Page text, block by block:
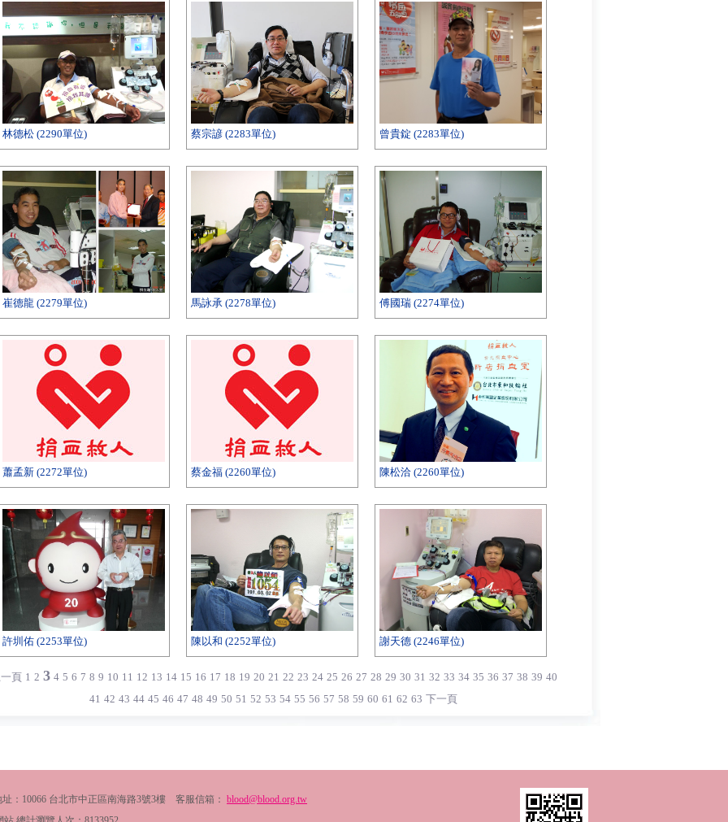
林德松 (2290單位) 蔡宗諺 (2283單位) 曾貴錠 (2283單位)
崔德龍 (2279單位) 馬詠承 (2278單位) 傅國瑞 (2274單位)
蕭孟新 (2272單位) 蔡金福 (2260單位) 陳松洽 (2260單位)
許圳佑 (2253單位) 陳以和 (2252單位) 謝天德 (2246單位)
頁 1 2 3 4 5 6 7 8 9 10 11 12 13 14 15 16 17 18 19 20 21 22 23 24 25 26 27 28 29 30 31 32 33 34 35 36 37 38 39 40
41 42 43 44 45 46 47 48 49 50 51 52 53 54 55 56 57 58 59 60 61 62 63 下一頁
：10066 台北市中正區南海路3號3樓 客服信箱： blood@blood.org.tw